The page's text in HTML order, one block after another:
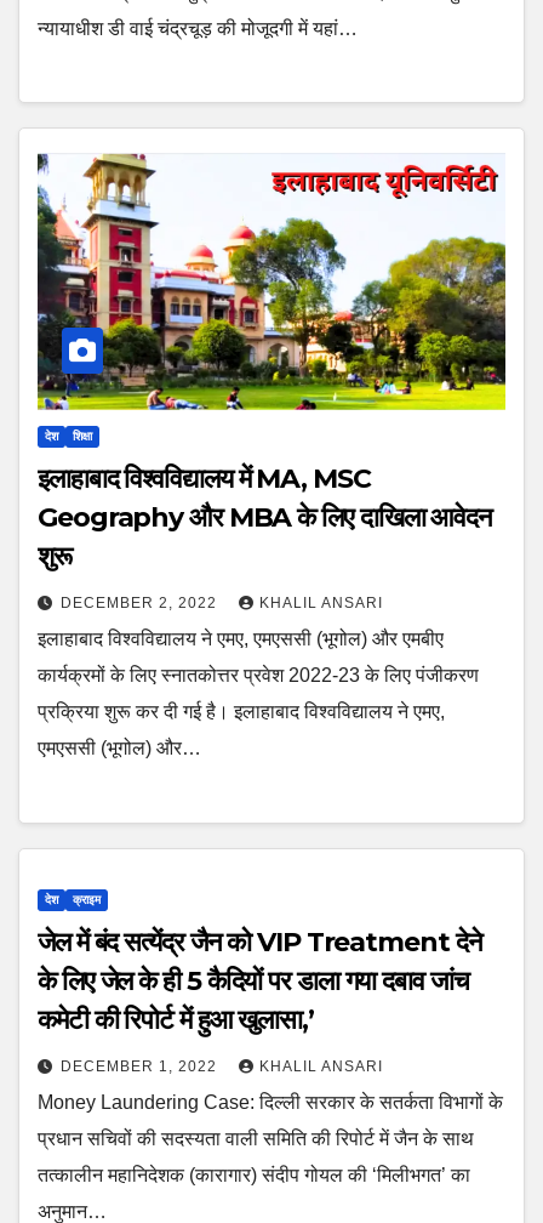
न्यायाधीश डी वाई चंद्रचूड़ की मोजूदगी में यहां…
देश शिक्षा
इलाहाबाद विश्वविद्यालय में MA, MSC
Geography और MBA के लिए दाखिला आवेदन
शुरू
DECEMBER 2, 2022 KHALIL ANSARI
इलाहाबाद विश्वविद्यालय ने एमए, एमएससी (भूगोल) और एमबीए
कार्यक्रमों के लिए स्नातकोत्तर प्रवेश 2022-23 के लिए पंजीकरण
प्रक्रिया शुरू कर दी गई है। इलाहाबाद विश्वविद्यालय ने एमए,
एमएससी (भूगोल) और…
देश क्राइम
जेल में बंद सत्येंद्र जैन को VIP Treatment देने
के लिए जेल के ही 5 कैदियों पर डाला गया दबाव जांच
कमेटी की रिपोर्ट में हुआ खुलासा,’
DECEMBER 1, 2022 KHALIL ANSARI
Money Laundering Case: दिल्ली सरकार के सतर्कता विभागों के
प्रधान सचिवों की सदस्यता वाली समिति की रिपोर्ट में जैन के साथ
तत्कालीन महानिदेशक (कारागार) संदीप गोयल की ‘मिलीभगत’ का
अनुमान…